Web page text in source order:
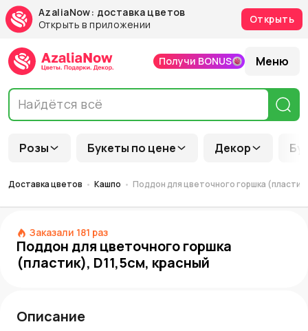
AzaliaNow: доставка цветов
Открыть в приложении
Открыть
Розы Букеты по цене Декор
Получи BONUS Меню
Доставка цветов Кашпо Поддон для цветочного горшка
Заказали 181 раз
Поддон для цветочного горшка
(пластик), D11,5см, красный
Описание